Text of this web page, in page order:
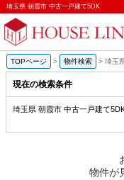
埼玉県 朝霞市 中古一戸建て5DK
TOPページ > 物件検索 > 埼玉
現在の検索条件
埼玉県 朝霞市 中古一戸建て
物件が